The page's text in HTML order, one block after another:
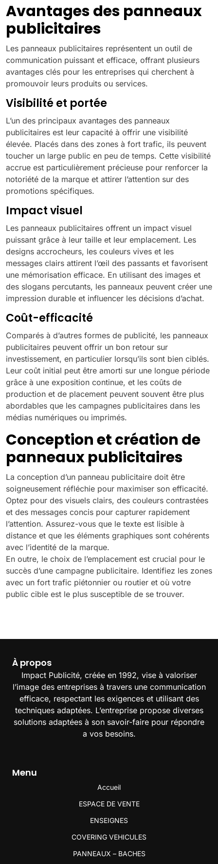
Avantages des panneaux
publicitaires
Les panneaux publicitaires représentent un outil de
communication puissant et efficace, offrant plusieurs
avantages clés pour les entreprises qui cherchent à
promouvoir leurs produits ou services.
Visibilité et portée
L’un des principaux avantages des panneaux
publicitaires est leur capacité à offrir une visibilité
élevée. Placés dans des zones à fort trafic, ils peuvent
toucher un large public en peu de temps. Cette visibilité
accrue est particulièrement précieuse pour renforcer la
notoriété de la marque et attirer l’attention sur des
promotions spécifiques.
Impact visuel
Les panneaux publicitaires offrent un impact visuel
puissant grâce à leur taille et leur emplacement. Les
designs accrocheurs, les couleurs vives et les
messages clairs attirent l’œil des passants et favorisent
une mémorisation efficace. En utilisant des images et
des slogans percutants, les panneaux peuvent créer une
impression durable et influencer les décisions d’achat.
Coût-efficacité
Comparés à d’autres formes de publicité, les panneaux
publicitaires peuvent offrir un bon retour sur
investissement, en particulier lorsqu’ils sont bien ciblés.
Leur coût initial peut être amorti sur une longue période
grâce à une exposition continue, et les coûts de
production et de placement peuvent souvent être plus
abordables que les campagnes publicitaires dans les
médias numériques ou imprimés.
Conception et création de
panneaux publicitaires
La conception d’un panneau publicitaire doit être
soigneusement réfléchie pour maximiser son efficacité.
Optez pour des visuels clairs, des couleurs contrastées
et des messages concis pour capturer rapidement
l’attention. Assurez-vous que le texte est lisible à
distance et que les éléments graphiques sont cohérents
avec l’identité de la marque.
En outre, le choix de l’emplacement est crucial pour le
succès d’une campagne publicitaire. Identifiez les zones
avec un fort trafic piétonnier ou routier et où votre
public cible est le plus susceptible de se trouver.
À propos
Impact Publicité, créée en 1992, vise à valoriser
l’image des entreprises à travers une communication
efficace, respectant les exigences et utilisant des
techniques adaptées. L’entreprise propose diverses
solutions adaptées à son savoir-faire pour répondre
a vos besoins.
Menu
Accueil
ESPACE DE VENTE
ENSEIGNES
COVERING VEHICULES
PANNEAUX – BACHES